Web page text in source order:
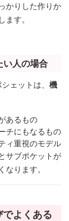
かりした作りか
す。
い人の場合
ェットは、 機
あるもの
チにもなるもの
ィ重視のモデル
サブポケットが
ります。
よくある